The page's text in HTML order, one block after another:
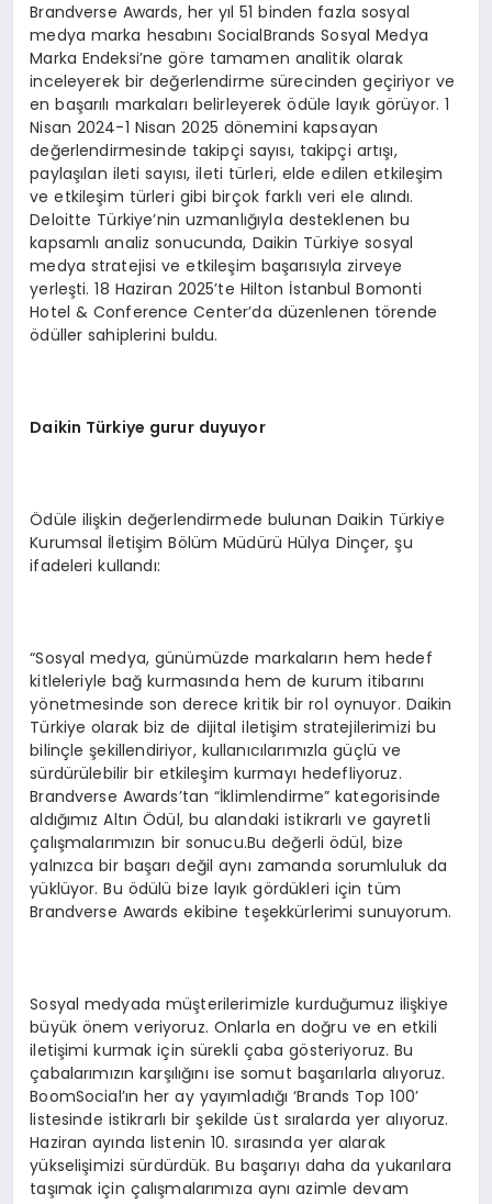
Brandverse Awards, her yıl 51 binden fazla sosyal
medya marka hesabını SocialBrands Sosyal Medya
Marka Endeksi’ne göre tamamen analitik olarak
inceleyerek bir değerlendirme sürecinden geçiriyor ve
en başarılı markaları belirleyerek ödüle layık görüyor. 1
Nisan 2024-1 Nisan 2025 dönemini kapsayan
değerlendirmesinde takipçi sayısı, takipçi artışı,
paylaşılan ileti sayısı, ileti türleri, elde edilen etkileşim
ve etkileşim türleri gibi birçok farklı veri ele alındı.
Deloitte Türkiye’nin uzmanlığıyla desteklenen bu
kapsamlı analiz sonucunda, Daikin Türkiye sosyal
medya stratejisi ve etkileşim başarısıyla zirveye
yerleşti. 18 Haziran 2025’te Hilton İstanbul Bomonti
Hotel & Conference Center’da düzenlenen törende
ödüller sahiplerini buldu.
Daikin Türkiye gurur duyuyor
Ödüle ilişkin değerlendirmede bulunan Daikin Türkiye
Kurumsal İletişim Bölüm Müdürü Hülya Dinçer, şu
ifadeleri kullandı:
“Sosyal medya, günümüzde markaların hem hedef
kitleleriyle bağ kurmasında hem de kurum itibarını
yönetmesinde son derece kritik bir rol oynuyor. Daikin
Türkiye olarak biz de dijital iletişim stratejilerimizi bu
bilinçle şekillendiriyor, kullanıcılarımızla güçlü ve
sürdürülebilir bir etkileşim kurmayı hedefliyoruz.
Brandverse Awards’tan “İklimlendirme” kategorisinde
aldığımız Altın Ödül, bu alandaki istikrarlı ve gayretli
çalışmalarımızın bir sonucu.Bu değerli ödül, bize
yalnızca bir başarı değil aynı zamanda sorumluluk da
yüklüyor. Bu ödülü bize layık gördükleri için tüm
Brandverse Awards ekibine teşekkürlerimi sunuyorum.
Sosyal medyada müşterilerimizle kurduğumuz ilişkiye
büyük önem veriyoruz. Onlarla en doğru ve en etkili
iletişimi kurmak için sürekli çaba gösteriyoruz. Bu
çabalarımızın karşılığını ise somut başarılarla alıyoruz.
BoomSocial’ın her ay yayımladığı ‘Brands Top 100’
listesinde istikrarlı bir şekilde üst sıralarda yer alıyoruz.
Haziran ayında listenin 10. sırasında yer alarak
yükselişimizi sürdürdük. Bu başarıyı daha da yukarılara
taşımak için çalışmalarımıza aynı azimle devam